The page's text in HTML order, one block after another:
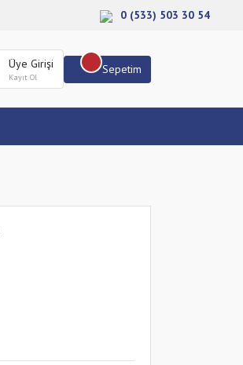
0 (533) 503 30 54
Üye Girişi
Kayıt Ol
Sepetim